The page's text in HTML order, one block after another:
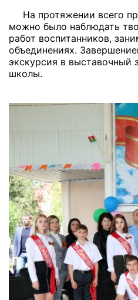
На протяжении всего
можно было наблюдать
работ воспитанников,
объединениях.
экскурсия в выставочный
школы.